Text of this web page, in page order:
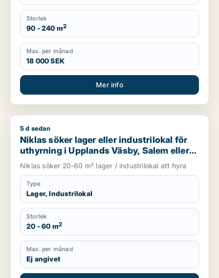
Storlek
90 - 240 m2
Max. per månad
18 000 SEK
Mer info
Niklas söker lager eller industrilokal för uthyrning i
5 d sedan
Niklas söker lager eller industrilokal för
uthyrning i Upplands Väsby, Salem eller
Upplands-Bro m.fl.
Niklas söker 20-60 m² lager / industrilokal att hyra
Type
Lager, Industrilokal
Storlek
20 - 60 m2
Max. per månad
Ej angivet